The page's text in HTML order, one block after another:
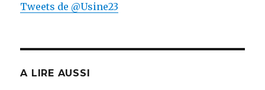
Tweets de @Usine23
A LIRE AUSSI